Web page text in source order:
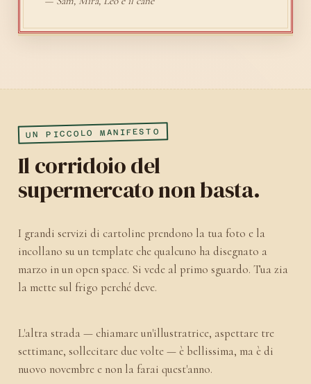
UN PICCOLO MANIFESTO
Il corridoio del
supermercato non basta.
I grandi servizi di cartoline prendono la tua foto e la
incollano su un template che qualcuno ha disegnato a
marzo in un open space. Si vede al primo sguardo. Tua zia
la mette sul frigo perché deve.
L'altra strada — chiamare un'illustratrice, aspettare tre
settimane, sollecitare due volte — è bellissima, ma è di
nuovo novembre e non la farai quest'anno.